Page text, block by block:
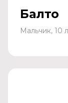
Балто
Мальчик, 10